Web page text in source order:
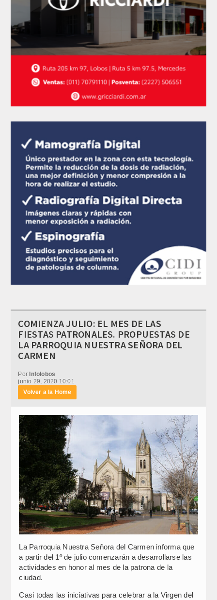
COMIENZA JULIO: EL MES DE LAS
FIESTAS PATRONALES. PROPUESTAS DE
LA PARROQUIA NUESTRA SEÑORA DEL
CARMEN
PorInfolobos
junio 29, 2020 10:01
Volver a la Home
La Parroquia Nuestra Señora del Carmen informa que
a partir del 1º de julio comenzarán a desarrollarse las
actividades en honor al mes de la patrona de la
ciudad.
Casi todas las iniciativas para celebrar a la Virgen del